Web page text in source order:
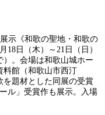
示《和歌の聖地・和歌の
18日（木）～21日（日）
）。会場は和歌山城ホー
料館（和歌山市西汀
を題材とした同展の受賞
ル」受賞作も展示。入場